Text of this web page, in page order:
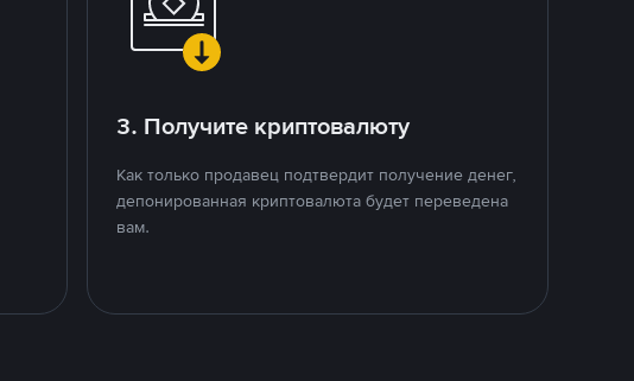
3. Получите криптовалюту
Как только продавец подтвердит получение денег,
депонированная криптовалюта будет переведена
вам.